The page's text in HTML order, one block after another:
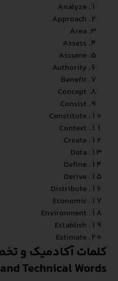
Analyze
Approach
Area
Assess
Assume
Authority
Benefit
Concept
Consist
Constitute
Context
Create
Data
Define
Derive
Distribute
Economic
Environment
Establish
Estimate
and Technical Words)